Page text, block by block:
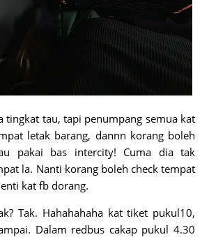
tingkat tau, tapi penumpang semua kat
letak barang, dannn korang boleh
pakai bas intercity! Cuma dia tak
la. Nanti korang boleh check tempat
kat fb dorang.
Tak. Hahahahaha kat tiket pukul10,
Dalam redbus cakap pukul 4.30